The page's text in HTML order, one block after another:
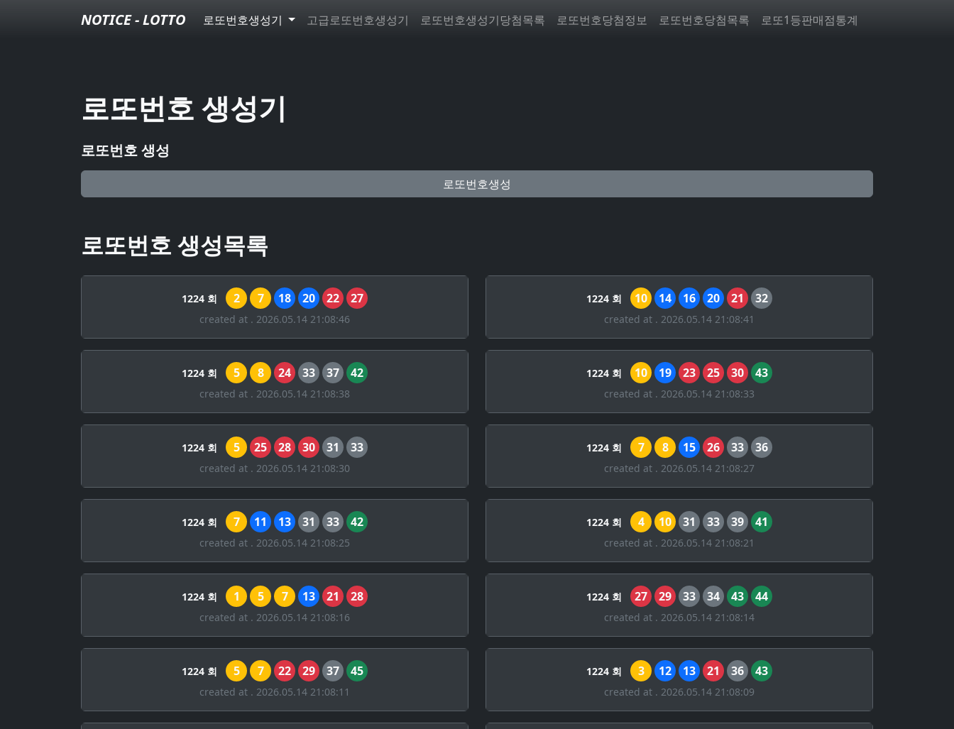
NOTICE - LOTTO 로또번호생성기 고급로또번호생성기 로또번호생성기당첨목록 로또번호당첨정보 로또번호당첨목록 로또1등판매점통계
로또번호 생성기
로또번호 생성
로또번호생성
로또번호 생성목록
1224 회 2 7 18 20 22 27
created at . 2026.05.14 21:08:46
1224 회 10 14 16 20 21 32
created at . 2026.05.14 21:08:41
1224 회 5 8 24 33 37 42
created at . 2026.05.14 21:08:38
1224 회 10 19 23 25 30 43
created at . 2026.05.14 21:08:33
1224 회 5 25 28 30 31 33
created at . 2026.05.14 21:08:30
1224 회 7 8 15 26 33 36
created at . 2026.05.14 21:08:27
1224 회 7 11 13 31 33 42
created at . 2026.05.14 21:08:25
1224 회 4 10 31 33 39 41
created at . 2026.05.14 21:08:21
1224 회 1 5 7 13 21 28
created at . 2026.05.14 21:08:16
1224 회 27 29 33 34 43 44
created at . 2026.05.14 21:08:14
1224 회 5 7 22 29 37 45
created at . 2026.05.14 21:08:11
1224 회 3 12 13 21 36 43
created at . 2026.05.14 21:08:09